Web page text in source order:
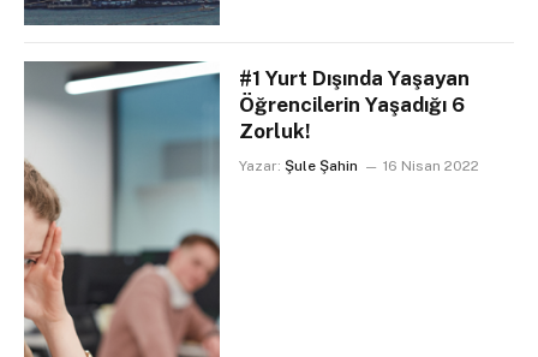
#1 Yurt Dışında Yaşayan
Öğrencilerin Yaşadığı 6
Zorluk!
Yazar: Şule Şahin 16 Nisan 2022